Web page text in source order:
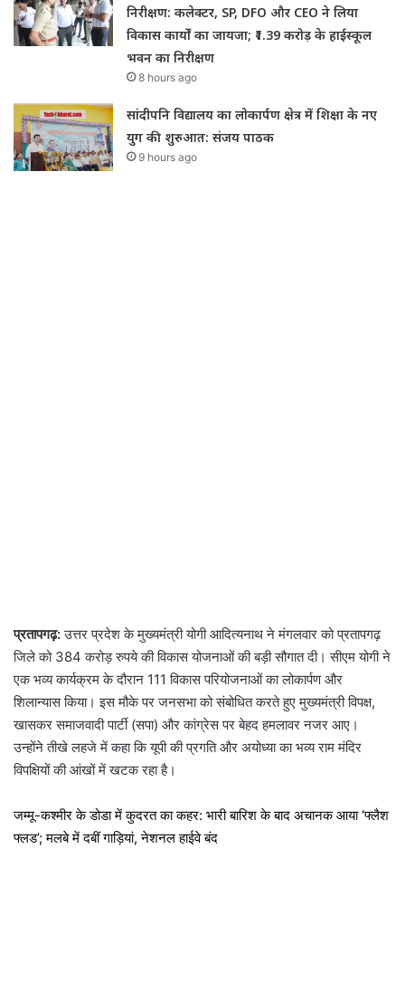
निरीक्षण: कलेक्टर, SP, DFO और CEO ने लिया
विकास कार्यों का जायजा; ₹1.39 करोड़ के हाईस्कूल
भवन का निरीक्षण
8 hours ago
सांदीपनि विद्यालय का लोकार्पण क्षेत्र में शिक्षा के नए
युग की शुरुआत: संजय पाठक
9 hours ago
प्रतापगढ़:उत्तर प्रदेश के मुख्यमंत्री योगी आदित्यनाथ ने मंगलवार को प्रतापगढ़
जिले को 384 करोड़ रुपये की विकास योजनाओं की बड़ी सौगात दी। सीएम योगी ने
एक भव्य कार्यक्रम के दौरान 111 विकास परियोजनाओं का लोकार्पण और
शिलान्यास किया। इस मौके पर जनसभा को संबोधित करते हुए मुख्यमंत्री विपक्ष,
खासकर समाजवादी पार्टी (सपा) और कांग्रेस पर बेहद हमलावर नजर आए।
उन्होंने तीखे लहजे में कहा कि यूपी की प्रगति और अयोध्या का भव्य राम मंदिर
विपक्षियों की आंखों में खटक रहा है।
जम्मू-कश्मीर के डोडा में कुदरत का कहर: भारी बारिश के बाद अचानक आया ‘फ्लैश
फ्लड’; मलबे में दबीं गाड़ियां, नेशनल हाईवे बंद